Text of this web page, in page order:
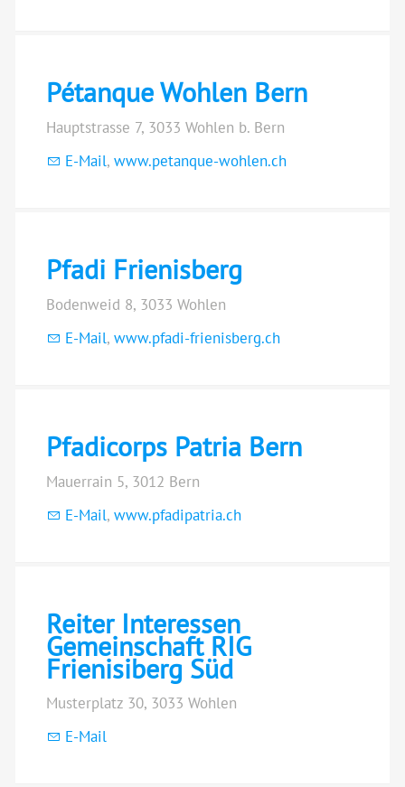
Pétanque Wohlen Bern
Hauptstrasse 7, 3033 Wohlen b. Bern
E-Mail, www.petanque-wohlen.ch
Pfadi Frienisberg
Bodenweid 8, 3033 Wohlen
E-Mail, www.pfadi-frienisberg.ch
Pfadicorps Patria Bern
Mauerrain 5, 3012 Bern
E-Mail, www.pfadipatria.ch
Reiter Interessen
Gemeinschaft RIG
Frienisiberg Süd
Musterplatz 30, 3033 Wohlen
E-Mail